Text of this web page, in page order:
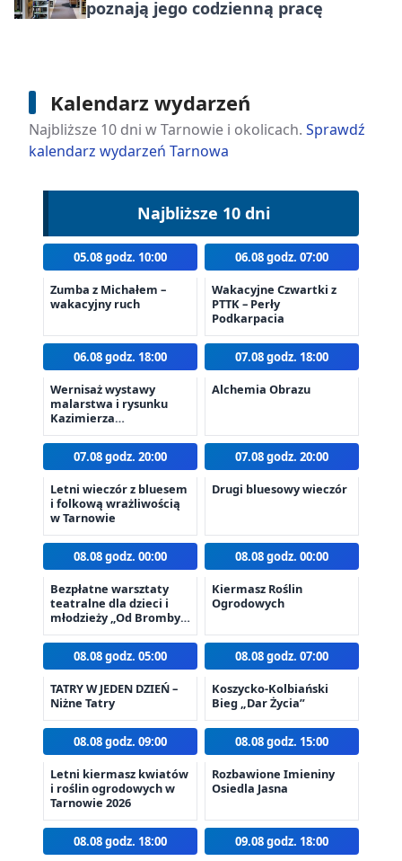
poznają jego codzienną pracę
Kalendarz wydarzeń
Najbliższe 10 dni w Tarnowie i okolicach. Sprawdź
kalendarz wydarzeń Tarnowa
Najbliższe 10 dni
05.08 godz. 10:00
Zumba z Michałem –
wakacyjny ruch
06.08 godz. 07:00
Wakacyjne Czwartki z
PTTK – Perły
Podkarpacia
06.08 godz. 18:00
Wernisaż wystawy
malarstwa i rysunku
Kazimierza
Twardowskiego
07.08 godz. 18:00
Alchemia Obrazu
07.08 godz. 20:00
Letni wieczór z bluesem
i folkową wrażliwością
w Tarnowie
07.08 godz. 20:00
Drugi bluesowy wieczór
08.08 godz. 00:00
Bezpłatne warsztaty
teatralne dla dzieci i
młodzieży „Od Bromby
do Syntezy”
08.08 godz. 00:00
Kiermasz Roślin
Ogrodowych
08.08 godz. 05:00
TATRY W JEDEN DZIEŃ –
Niżne Tatry
08.08 godz. 07:00
Koszycko-Kolbiański
Bieg „Dar Życia”
08.08 godz. 09:00
Letni kiermasz kwiatów
i roślin ogrodowych w
Tarnowie 2026
08.08 godz. 15:00
Rozbawione Imieniny
Osiedla Jasna
08.08 godz. 18:00 09.08 godz. 18:00